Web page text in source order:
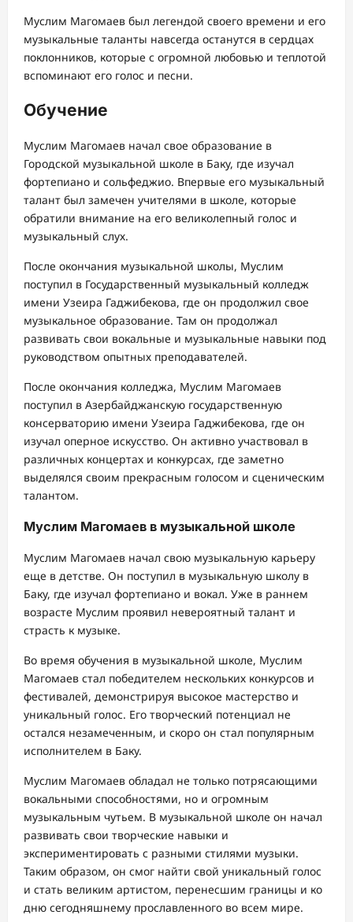
Муслим Магомаев был легендой своего времени и его
музыкальные таланты навсегда останутся в сердцах
поклонников, которые с огромной любовью и теплотой
вспоминают его голос и песни.
Обучение
Муслим Магомаев начал свое образование в
Городской музыкальной школе в Баку, где изучал
фортепиано и сольфеджио. Впервые его музыкальный
талант был замечен учителями в школе, которые
обратили внимание на его великолепный голос и
музыкальный слух.
После окончания музыкальной школы, Муслим
поступил в Государственный музыкальный колледж
имени Узеира Гаджибекова, где он продолжил свое
музыкальное образование. Там он продолжал
развивать свои вокальные и музыкальные навыки под
руководством опытных преподавателей.
После окончания колледжа, Муслим Магомаев
поступил в Азербайджанскую государственную
консерваторию имени Узеира Гаджибекова, где он
изучал оперное искусство. Он активно участвовал в
различных концертах и конкурсах, где заметно
выделялся своим прекрасным голосом и сценическим
талантом.
Муслим Магомаев в музыкальной школе
Муслим Магомаев начал свою музыкальную карьеру
еще в детстве. Он поступил в музыкальную школу в
Баку, где изучал фортепиано и вокал. Уже в раннем
возрасте Муслим проявил невероятный талант и
страсть к музыке.
Во время обучения в музыкальной школе, Муслим
Магомаев стал победителем нескольких конкурсов и
фестивалей, демонстрируя высокое мастерство и
уникальный голос. Его творческий потенциал не
остался незамеченным, и скоро он стал популярным
исполнителем в Баку.
Муслим Магомаев обладал не только потрясающими
вокальными способностями, но и огромным
музыкальным чутьем. В музыкальной школе он начал
развивать свои творческие навыки и
экспериментировать с разными стилями музыки.
Таким образом, он смог найти свой уникальный голос
и стать великим артистом, перенесшим границы и ко
дню сегодняшнему прославленного во всем мире.